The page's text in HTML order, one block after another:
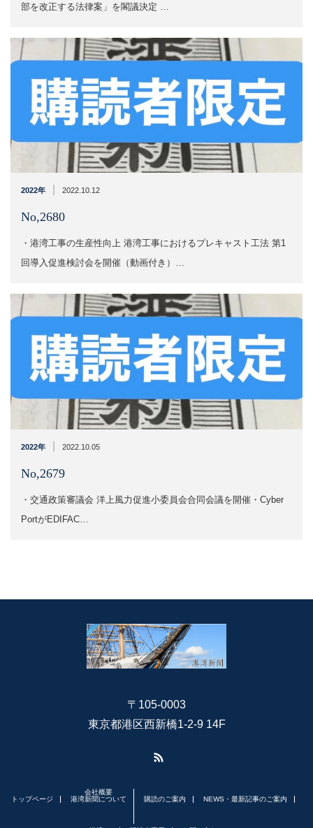
部を改正する法律案」を閣議決定 …
2022年 2022.10.12
No,2680
・港湾工事の生産性向上 港湾工事におけるプレキャスト工法 第1
回導入促進検討会を開催​​（動画付き）…
2022年 2022.10.05
No,2679
・交通政策審議会 洋上風力促進小委員会合同会議を開催​​・​​Cyber
PortがEDIFAC…
〒105-0003
東京都港区西新橋1-2-9 14F
トップページ
会社概要
港湾新聞について
購読のご案内 NEWS・最新記事のご案内